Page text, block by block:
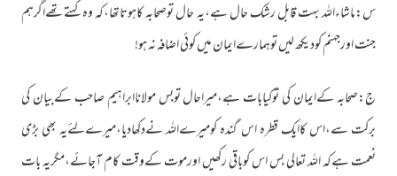
س:ماشاءاللہ بہت قابل رشک حال ہے،یہ حال توصحابہ کاہوتاتھا،کہ وہ کہتےتھےاگرہم
جنت اورجہنم کودیکھ لیں توہمارےایمان میں کوئی اضافہ نہ ہو!
ج:صحابہ کےایمان کی توکیابات ہے،میراحال توبس مولاناابراہیم صاحب کےبیان کی
برکت سے،اس کاایک قطرہ اس گندہ کومیرےاللہ نےدکھادیا،میرےلئےیہ بھی بڑی
نعمت ہےکہ اللہ تعالی بس اس کوباقی رکھیں اورموت کےوقت کام آجائے،مگریہ بات